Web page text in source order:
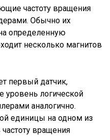
частоту вращения
Обычно их
определенную
несколько магнитов
первый датчик,
уровень логической
аналогично.
единицы на одном из
вращения